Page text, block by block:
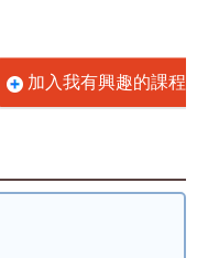
加入我有興趣的課程